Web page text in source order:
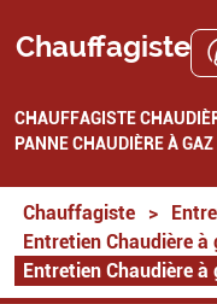
Chauffagiste
CHAUFFAGISTE
PANNE CHAUDIÈRE À GAZ
Chauffagiste >
Entretien Chaudière
Entretien Chaudière à